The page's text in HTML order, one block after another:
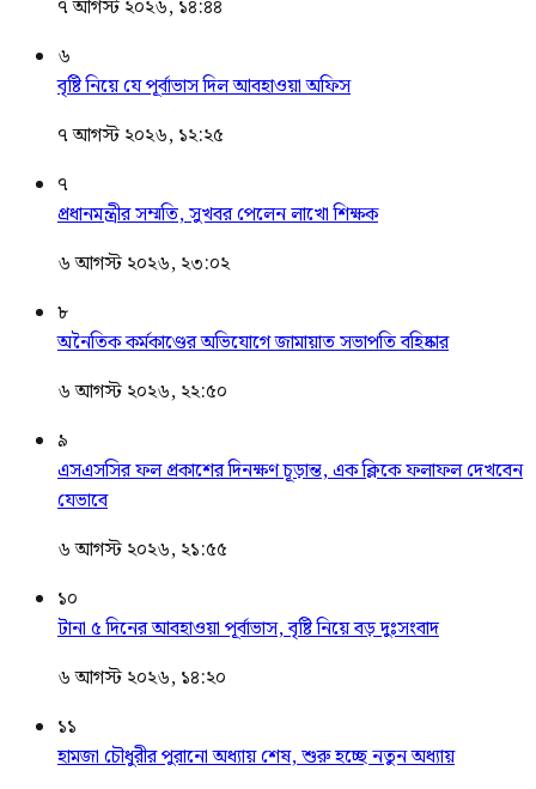
৭ আগস্ট ২০২৬, ১৪:৪৪
৬
বৃষ্টি নিয়ে যে পূর্বাভাস দিল আবহাওয়া অফিস
৭ আগস্ট ২০২৬, ১২:২৫
৭
প্রধানমন্ত্রীর সম্মতি, সুখবর পেলেন লাখো শিক্ষক
৬ আগস্ট ২০২৬, ২৩:০২
৮
অনৈতিক কর্মকাণ্ডের অভিযোগে জামায়াত সভাপতি বহিষ্কার
৬ আগস্ট ২০২৬, ২২:৫০
৯
এসএসসির ফল প্রকাশের দিনক্ষণ চূড়ান্ত, এক ক্লিকে ফলাফল দেখবেন
যেভাবে
৬ আগস্ট ২০২৬, ২১:৫৫
১০
টানা ৫ দিনের আবহাওয়া পূর্বাভাস, বৃষ্টি নিয়ে বড় দুঃসংবাদ
৬ আগস্ট ২০২৬, ১৪:২০
১১
হামজা চৌধুরীর পুরানো অধ্যায় শেষ, শুরু হচ্ছে নতুন অধ্যায়